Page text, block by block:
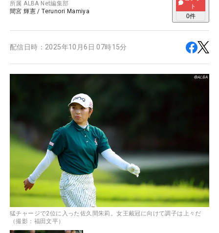
所属ALBA Net編集部
間宮 輝憲 /Terunori Mamiya
ト
0件
配信日時： 2025年10月6日 07時15分
猛チャージで2位に入った佐久間朱莉。女王戴冠に向けて調子は上々だ
（撮影：福田文平）